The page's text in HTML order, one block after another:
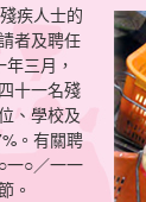
疾人士的
者及聘任
三月，
十一名殘
、學校及
。有關聘
一○／一一
。